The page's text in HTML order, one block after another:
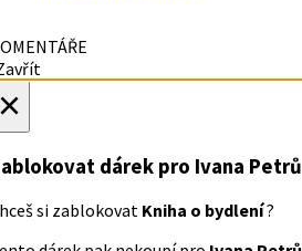
dárek pro Ivana Petrů
si zablokovat Kniha o bydlení?